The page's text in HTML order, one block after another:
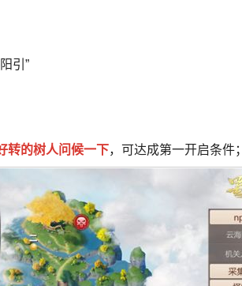
引”
转的树人问候一下，可达成第一开启条件；